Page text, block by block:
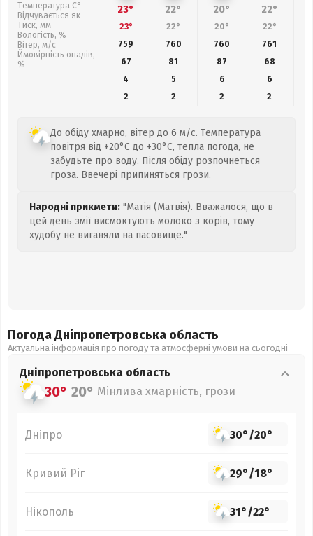
Температура С°
Відчувається як
Тиск, мм
Вологість, %
Вітер, м/с
Ймовірність опадів,
%
23° 22° 20° 22°
23° 22° 20° 22°
759
760 760 761
67
81 87 68
4
5 6
6
2
2 2 2
До обіду хмарно, вітер до 6 м/с. Температура
повітря від +20°C до +30°C, тепла погода, не
забудьте про воду. Після обіду розпочнеться
гроза. Ввечері припиняться грози.
Народні прикмети: "Матія (Матвія). Вважалося, що в
цей день змії висмоктують молоко з корів, тому
худобу не виганяли на пасовище."
Погода Дніпропетровська область
Актуальна інформація про погоду та атмосферні умови на сьогодні
Дніпропетровська область
30° 20° Мінлива хмарність, грози
Дніпро 30°/20°
Кривий Ріг 29°/18°
Нікополь 31°/22°